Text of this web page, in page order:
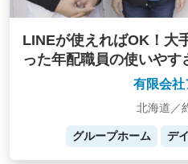
LINEが使えればOK！大
った年配職員の使いやす
有限会社
北海道／
グループホーム デ